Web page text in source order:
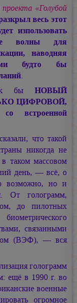
проекта «Голубой
весь этот
изпользовать
волны для
наводняя
будто бы
.
бы НОВЫЙ
ЦИФРОВОЙ,
встроенной
что такой
никогда не
таком массовом
день, — всё, о
возможно, но и
От голограмм,
до пилотных
связанными
(ВЭФ), — вся
голограмм
ещё в 1990 г. во
военные
огромное